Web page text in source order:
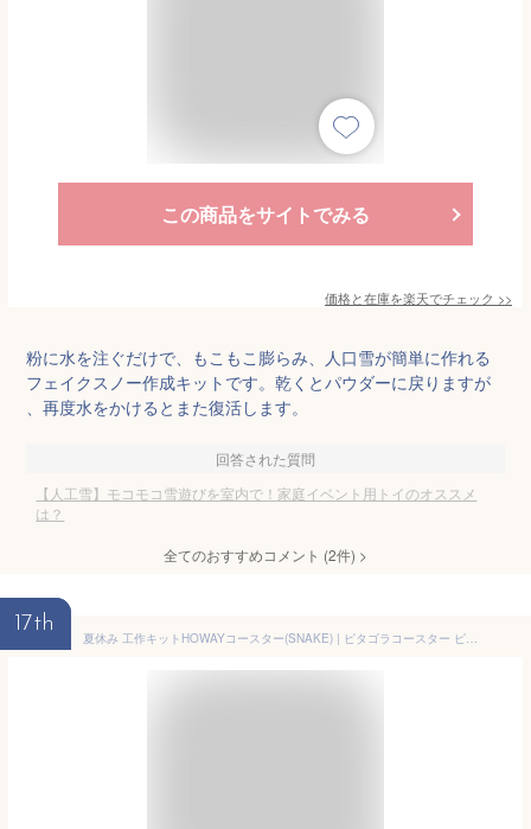
この商品をサイトでみる
価格と在庫を楽天でチェック >>
粉に水を注ぐだけで、もこもこ膨らみ、人口雪が簡単に作れる
フェイクスノー作成キットです。乾くとパウダーに戻りますが
、再度水をかけるとまた復活します。
回答された質問
【人工雪】モコモコ雪遊びを室内で！家庭イベント用トイのオススメ
は？
全てのおすすめコメント (2件) >
17th
夏休み 工作キットHOWAYコースター(SNAKE) | ピタゴラコースター ピタゴラスイッチ ピタゴラ装置 ピタゴラス マーブルマシン 知育 自由研究 自由工作 からくり 工作 小学生 キット 高学年 低学年 自由 研究 男の子 ピタゴラスイッチ工作